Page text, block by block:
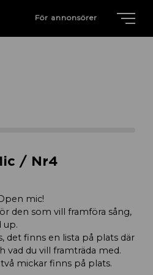
För annonsörer
/ Nr4
mic!
den som vill framföra sång,
up.
det finns en lista på plats där
vad du vill framträda med.
mickar finns på plats.